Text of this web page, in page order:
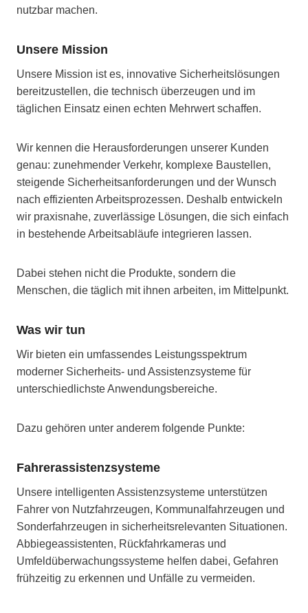
nutzbar machen.
Unsere Mission
Unsere Mission ist es, innovative Sicherheitslösungen
bereitzustellen, die technisch überzeugen und im
täglichen Einsatz einen echten Mehrwert schaffen.
Wir kennen die Herausforderungen unserer Kunden
genau: zunehmender Verkehr, komplexe Baustellen,
steigende Sicherheitsanforderungen und der Wunsch
nach effizienten Arbeitsprozessen. Deshalb entwickeln
wir praxisnahe, zuverlässige Lösungen, die sich einfach
in bestehende Arbeitsabläufe integrieren lassen.
Dabei stehen nicht die Produkte, sondern die
Menschen, die täglich mit ihnen arbeiten, im Mittelpunkt.
Was wir tun
Wir bieten ein umfassendes Leistungsspektrum
moderner Sicherheits- und Assistenzsysteme für
unterschiedlichste Anwendungsbereiche.
Dazu gehören unter anderem folgende Punkte:
Fahrerassistenzsysteme
Unsere intelligenten Assistenzsysteme unterstützen
Fahrer von Nutzfahrzeugen, Kommunalfahrzeugen und
Sonderfahrzeugen in sicherheitsrelevanten Situationen.
Abbiegeassistenten, Rückfahrkameras und
Umfeldüberwachungssysteme helfen dabei, Gefahren
frühzeitig zu erkennen und Unfälle zu vermeiden.